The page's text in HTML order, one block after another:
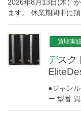
2026年8月13日(木）
ます。 休業期間中に
買取実
デスクトップパソコン買取
●ジャン
ー 型番